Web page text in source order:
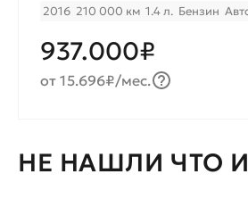
2016 210 000 км 1.4 л. Бензин
937.000₽
от 15.696₽/мес.
НЕ НАШЛИ ЧТО